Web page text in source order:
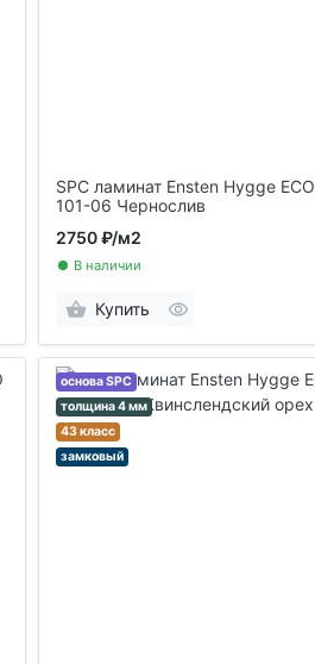
SPC ламинат Ensten Hygge ECO
101-06 Чернослив
2750 ₽/м2
В наличии
Купить
основа SPC
толщина 4 мм
43 класс
замковый